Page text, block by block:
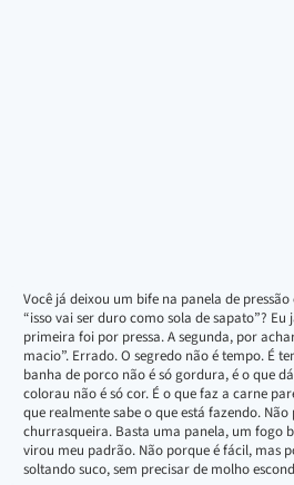
Você já deixou um bife na panela de
“isso vai ser duro como sola de sapato”? Eu
primeira foi por pressa. A segunda, por
macio”. Errado. O segredo não é tempo. É
banha de porco não é só gordura, é o que
colorau não é só cor. É o que faz a carne
que realmente sabe o que está fazendo.
churrasqueira. Basta uma panela, um fogo
virou meu padrão. Não porque é fácil, mas
soltando suco, sem precisar de molho